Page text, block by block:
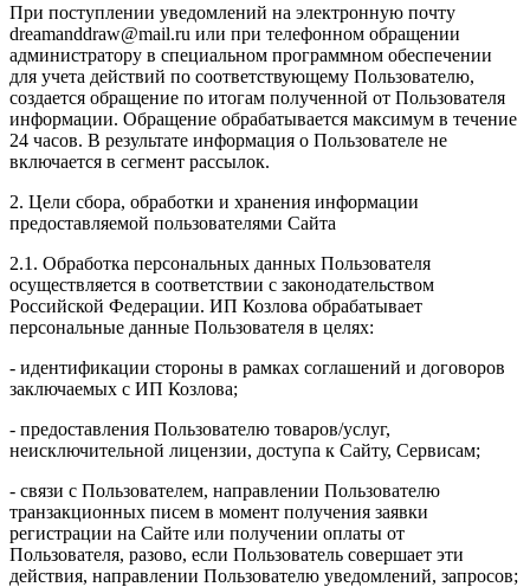
При поступлении уведомлений на электронную почту
dreamanddraw@mail.ru или при телефонном обращении
администратору в специальном программном обеспечении
для учета действий по соответствующему Пользователю,
создается обращение по итогам полученной от Пользователя
информации. Обращение обрабатывается максимум в течение
24 часов. В результате информация о Пользователе не
включается в сегмент рассылок.
2. Цели сбора, обработки и хранения информации
предоставляемой пользователями Сайта
2.1. Обработка персональных данных Пользователя
осуществляется в соответствии с законодательством
Российской Федерации. ИП Козловa обрабатывает
персональные данные Пользователя в целях:
- идентификации стороны в рамках соглашений и договоров
заключаемых с ИП Козлова;
- предоставления Пользователю товаров/услуг,
неисключительной лицензии, доступа к Сайту, Сервисам;
- связи с Пользователем, направлении Пользователю
транзакционных писем в момент получения заявки
регистрации на Сайте или получении оплаты от
Пользователя, разово, если Пользователь совершает эти
действия, направлении Пользователю уведомлений, запросов;